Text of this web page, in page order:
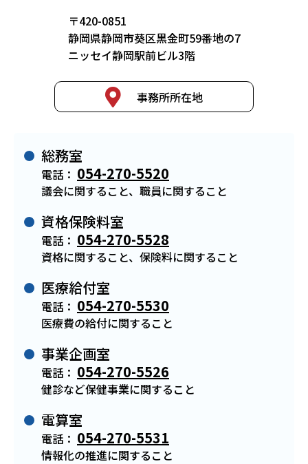
〒420-0851
静岡県静岡市葵区黒金町59番地の7
ニッセイ静岡駅前ビル3階
事務所所在地
総務室
電話： 054-270-5520
議会に関すること、職員に関すること
資格保険料室
電話： 054-270-5528
資格に関すること、保険料に関すること
医療給付室
電話： 054-270-5530
医療費の給付に関すること
事業企画室
電話： 054-270-5526
健診など保健事業に関すること
電算室
電話： 054-270-5531
情報化の推進に関すること